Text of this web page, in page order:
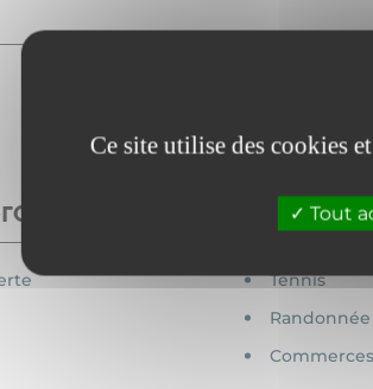
Ce site utilise des cookies
Tout
Tennis
Randonnée
Commerces